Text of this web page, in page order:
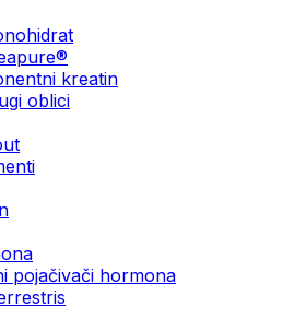
kreatin
oblici
pojačivači hormona